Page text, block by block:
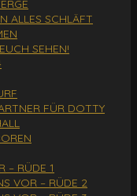
ALLES SCHLÄFT
SEHEN!
FÜR DOTTY
– RÜDE 1
VOR – RÜDE 2